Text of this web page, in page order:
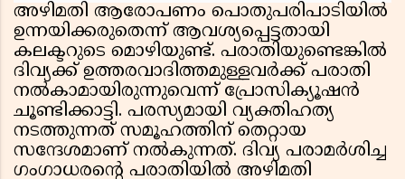
അഴിമതി ആരോപണം പൊതുപരിപാടിയിൽ
ഉന്നയിക്കരുതെന്ന് ആവശ്യപ്പെട്ടതായി
കലക്ടറുടെ മൊഴിയുണ്ട്. പരാതിയുണ്ടെങ്കിൽ
ദിവ്യക്ക് ഉത്തരവാദിത്തമുള്ളവർക്ക് പരാതി
നൽകാമായിരുന്നുവെന്ന് പ്രോസിക്യൂഷൻ
ചൂണ്ടിക്കാട്ടി. പരസ്യമായി വ്യക്തിഹത്യ
നടത്തുന്നത് സമൂഹത്തിന് തെറ്റായ
സന്ദേശമാണ് നൽകുന്നത്. ദിവ്യ പരാമർശിച്ച
ഗംഗാധരന്റെ പരാതിയിൽ അഴിമതി